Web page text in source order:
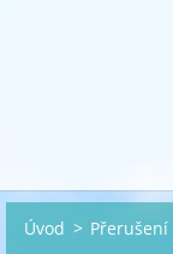
Úvod > Přerušení